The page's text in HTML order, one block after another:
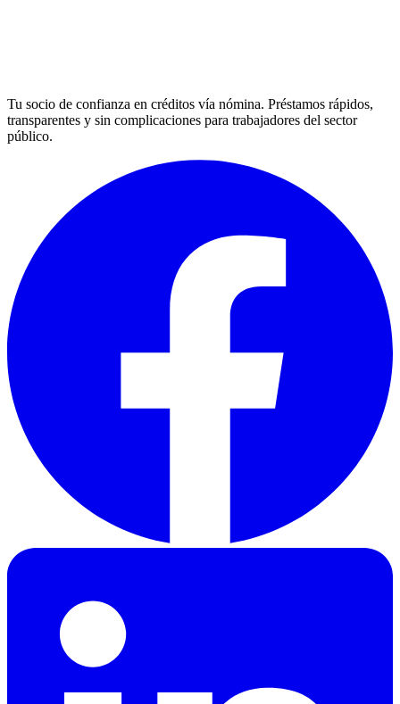
Tu socio de confianza en créditos vía nómina. Préstamos rápidos,
transparentes y sin complicaciones para trabajadores del sector
público.